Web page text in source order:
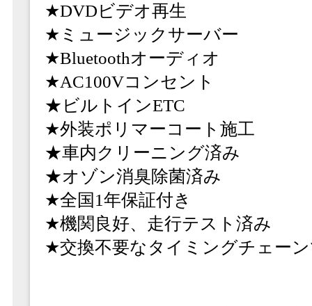
★DVDビデオ再生
★ミュージックサーバー
★Bluetoothオーディオ
★AC100Vコンセント
★ビルトインETC
★外装ポリマーコート施工
★車内クリーニング済み
★オゾン消臭除菌済み
★全国1年保証付き
★機関良好、走行テスト済み
★交換不要なタイミングチェー